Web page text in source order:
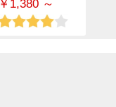
￥1,380 ～